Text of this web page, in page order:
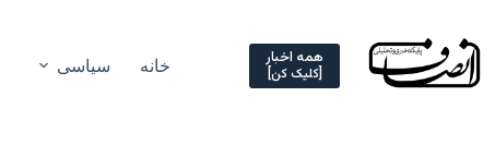
content
همه اخبار
[کلیک کن] خانه سیاسی